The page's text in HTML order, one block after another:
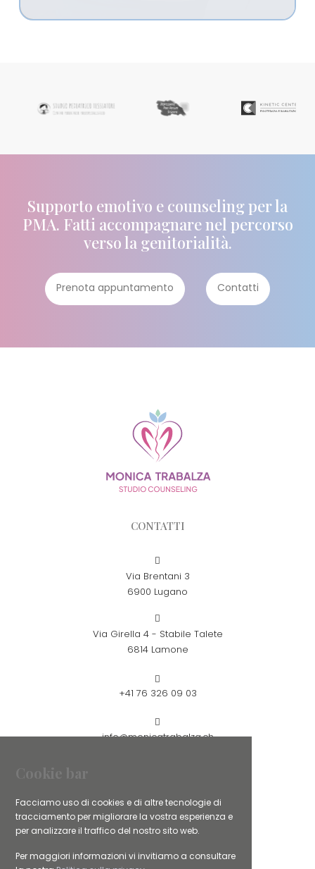
Supporto emotivo e counseling per la
PMA. Fatti accompagnare nel percorso
verso la genitorialità.
Prenota appuntamento Contatti
CONTATTI
Via Brentani 3
6900 Lugano
Via Girella 4 - Stabile Talete
6814 Lamone
+41 76 326 09 03
info@monicatrabalza.ch
Counseiling per genitori single
Counseling per la gravidanza
Facciamo uso di cookies e di altre tecnologie di
tracciamento per migliorare la vostra esperienza e
per analizzare il traffico del nostro sito web.
Per maggiori informazioni vi invitiamo a consultare